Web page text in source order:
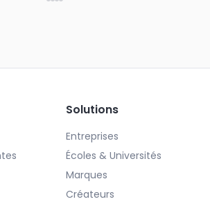
Solutions
Entreprises
Écoles & Universités
Marques
Créateurs